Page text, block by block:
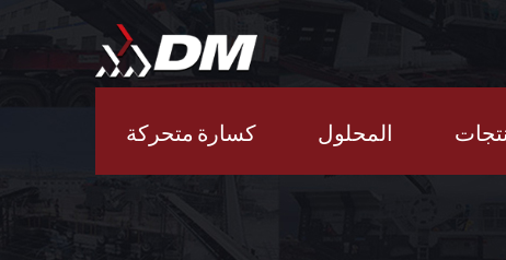
كسارة متحركة المحلول